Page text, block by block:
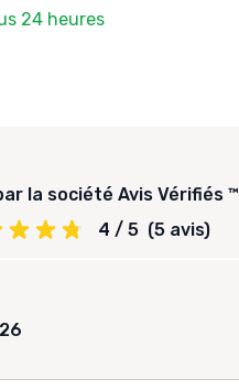
24 heures
la société Avis Vérifiés ™
4 / 5 (5 avis)